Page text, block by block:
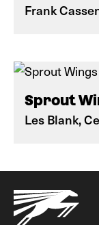
Frank
Sprout
Les Blank,